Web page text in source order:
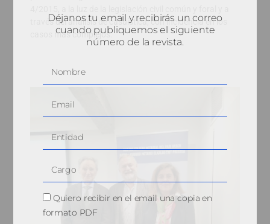
través del análisis de casuística, con incidencia en los
casos más complejos.
Déjanos tu email y recibirás un correo
cuando publiquemos el siguiente
número de la revista.
Quiero recibir en el email una copia en
formato PDF